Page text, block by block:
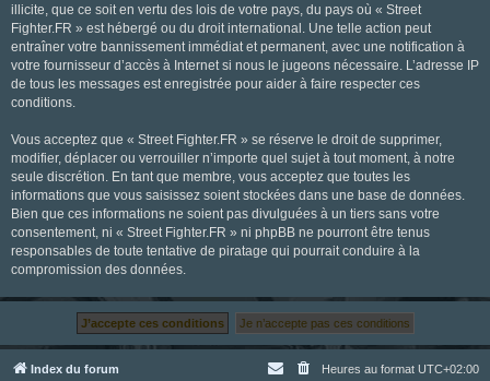
illicite, que ce soit en vertu des lois de votre pays, du pays où « Street
Fighter.FR » est hébergé ou du droit international. Une telle action peut
entraîner votre bannissement immédiat et permanent, avec une notification à
votre fournisseur d’accès à Internet si nous le jugeons nécessaire. L’adresse IP
de tous les messages est enregistrée pour aider à faire respecter ces
conditions.
Vous acceptez que « Street Fighter.FR » se réserve le droit de supprimer,
modifier, déplacer ou verrouiller n’importe quel sujet à tout moment, à notre
seule discrétion. En tant que membre, vous acceptez que toutes les
informations que vous saisissez soient stockées dans une base de données.
Bien que ces informations ne soient pas divulguées à un tiers sans votre
consentement, ni « Street Fighter.FR » ni phpBB ne pourront être tenus
responsables de toute tentative de piratage qui pourrait conduire à la
compromission des données.
Index du forum Heures au format UTC+02:00